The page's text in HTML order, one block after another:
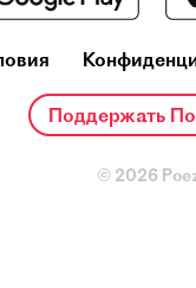
Поддержать
© 2026